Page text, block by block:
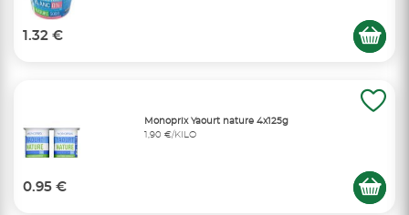
1.32 €
Monoprix Yaourt nature 4x125g
1,90 €/KILO
0.95 €